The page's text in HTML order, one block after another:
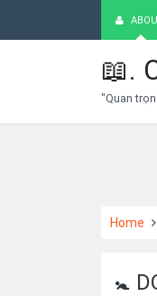
📖.
"Quan
Home
🚼